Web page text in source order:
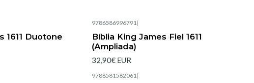
1611 Duotone
9786586996791|
Bíblia King James Fiel 1611
(Ampliada)
32,90€ EUR
9788581582061 |